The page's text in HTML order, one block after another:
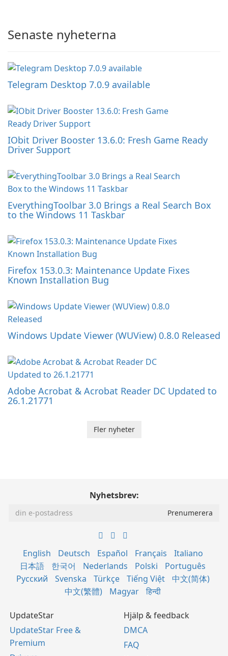
Senaste nyheterna
Telegram Desktop 7.0.9 available
IObit Driver Booster 13.6.0: Fresh Game Ready
Driver Support
EverythingToolbar 3.0 Brings a Real Search Box
to the Windows 11 Taskbar
Firefox 153.0.3: Maintenance Update Fixes
Known Installation Bug
Windows Update Viewer (WUView) 0.8.0 Released
Adobe Acrobat & Acrobat Reader DC Updated to
26.1.21771
Fler nyheter
Nyhetsbrev:
English Deutsch Español Français
Italiano
日本語
한국어 Nederlands Polski
Português
Русский
Svenska Türkçe Tiếng Việt
中文(简体)
中文(繁體)
Magyar हिन्दी
UpdateStar
UpdateStar Free &
Premium
Hjälp & feedback
DMCA
FAQ